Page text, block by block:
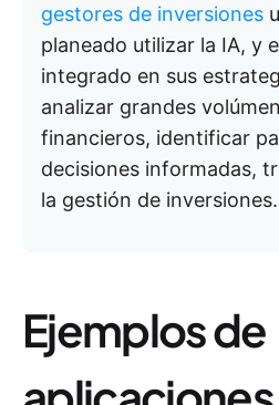
gestores de inversiones
planeado utilizar la IA, y
integrado en sus
analizar grandes
financieros, identificar
decisiones informadas,
la gestión de inversiones.
Ejemplos de